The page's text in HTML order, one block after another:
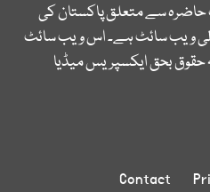
حاضرہ سے متعلق پاکستان کی
ویب سائٹ ہے۔ اس ویب سائٹ
حقوق بحق ایکسپریس میڈیا
Contact